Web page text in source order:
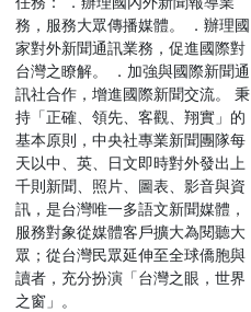
務，服務大眾傳播媒體。 ．辦理國
家對外新聞通訊業務，促進國際對
台灣之瞭解。 ．加強與國際新聞通
訊社合作，增進國際新聞交流。 秉
持「正確、領先、客觀、翔實」的
基本原則，中央社專業新聞團隊每
天以中、英、日文即時對外發出上
千則新聞、照片、圖表、影音與資
訊，是台灣唯一多語文新聞媒體，
服務對象從媒體客戶擴大為閱聽大
眾；從台灣民眾延伸至全球僑胞與
讀者，充分扮演「台灣之眼，世界
之窗」。